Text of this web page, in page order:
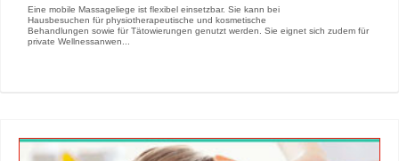
Eine mobile Massageliege ist flexibel einsetzbar. Sie kann bei
Hausbesuchen für physiotherapeutische und kosmetische
Behandlungen sowie für Tätowierungen genutzt werden. Sie eignet sich zudem für
private Wellnessanwen...